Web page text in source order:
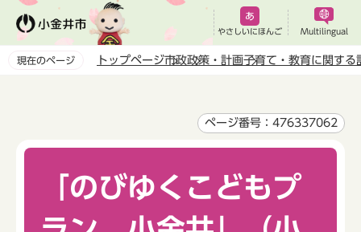
ペ
やさしいにほんご Multilingual
現在のページ トップページ市政政策・計画子育て・教育に関する
ページ番号：476337062
「のびゆくこどもプ